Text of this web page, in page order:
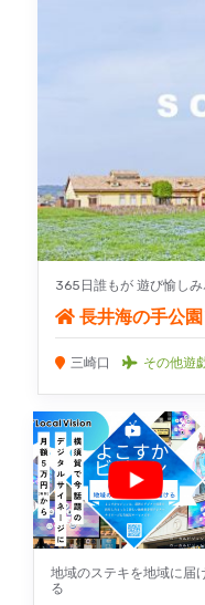
365日誰もが 遊び愉し
長井海の手公
三崎口 その他遊
地域のステキを地域に届
る